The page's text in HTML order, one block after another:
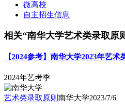
微高校
自主招生信息
相关“南华大学艺术类录取原
【2024参考】南华大学2023年艺
2024年艺考季
艺术类录取原则 南华大学2023/7/6